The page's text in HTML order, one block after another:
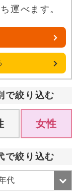
運べます。
で絞り込む
女性
で絞り込む